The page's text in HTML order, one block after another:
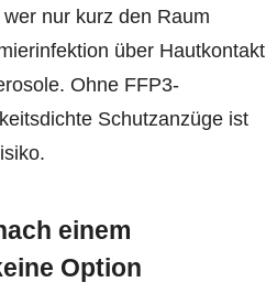
nur kurz den Raum
über Hautkontakt
Ohne FFP3-
Schutzanzüge ist
einem
Option